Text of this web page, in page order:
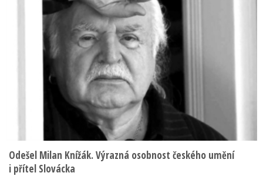
Odešel Milan Knížák. Výrazná osobnost českého umění
i přítel Slovácka